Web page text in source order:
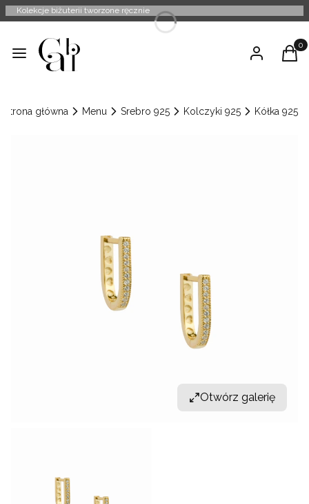
Kolekcje biżuterii tworzone ręcznie
Menu Zaloguj się
Strona główna Menu Srebro 925 Kolczyki 925 Kółka 925
Otwórz galerię